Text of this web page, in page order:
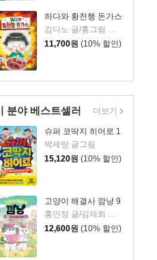
하다와 황천행 돈가스
김다노 글/홍그림 그림
11,700원 (10% 할인)
분야 베스트셀러
슈퍼 코딱지 히어로 1
박세랑 글그림
15,120원 (10% 할인)
고양이 해결사 깜냥 9
12,600원 (10% 할인)
더보기
즈)